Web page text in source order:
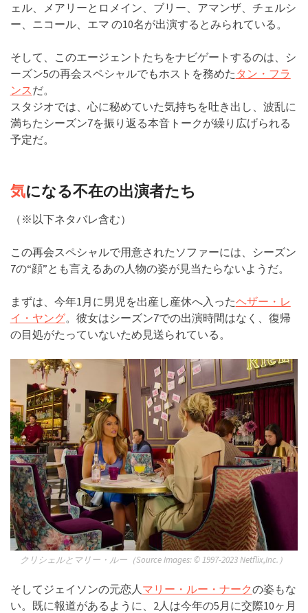
ェル、メアリーとロメイン、ブリー、アマンザ、チェルシ
ー、ニコール、エマ の10名が出演するとみられている。
そして、このエージェントたちをナビゲートするのは、シ
ーズン5の再会スペシャルでもホストを務めた タン・フラ
ンスだ。
スタジオでは、心に秘めていた気持ちを吐き出し、波乱に
満ちたシーズン7を振り返る本音トークが繰り広げられる
予定だ。
気になる不在の出演者たち
（※以下ネタバレ含む）
この再会スペシャルで用意されたソファーには、シーズン
7の“顔”とも言えるあの人物の姿が見当たらないようだ。
まずは、今年1月に男児を出産し産休へ入ったヘザー・レ
イ・ヤング。彼女はシーズン7での出演時間はなく、復帰
の目処がたっていないため見送られている。
クリシェルとマリー・ルー（Source Images: ©︎ 1997-2023 Netflix,Inc.）
そしてジェイソンの元恋人 マリー・ルー・ナークの姿もな
い。既に報道があるように、2人は今年の5月に交際10ヶ月